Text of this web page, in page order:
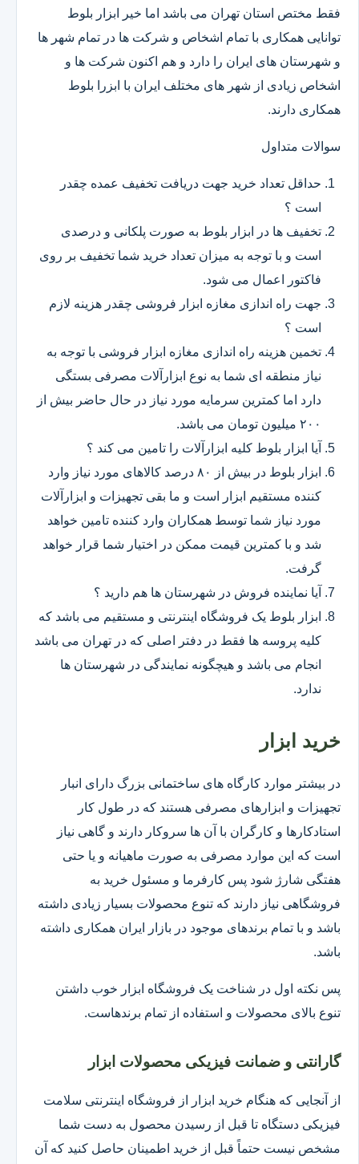
فقط مختص استان تهران می باشد اما خیر ابزار بلوط
توانایی همکاری با تمام اشخاص و شرکت ها در تمام شهر ها
و شهرستان های ایران را دارد و هم اکنون شرکت ها و
اشخاص زیادی از شهر های مختلف ایران با ابزرا بلوط
همکاری دارند.
سوالات متداول
حداقل تعداد خرید جهت دریافت تخفیف عمده چقدر
است ؟
تخفیف ها در ابزار بلوط به صورت پلکانی و درصدی
است و با توجه به میزان تعداد خرید شما تخفیف بر روی
فاکتور اعمال می شود.
جهت راه اندازی مغازه ابزار فروشی چقدر هزینه لازم
است ؟
تخمین هزینه راه اندازی مغازه ابزار فروشی با توجه به
نیاز منطقه ای شما به نوع ابزارآلات مصرفی بستگی
دارد اما کمترین سرمایه مورد نیاز در حال حاضر بیش از
۲۰۰ میلیون تومان می باشد.
آیا ابزار بلوط کلیه ابزارآلات را تامین می کند ؟
ابزار بلوط در بیش از ۸۰ درصد کالاهای مورد نیاز وارد
کننده مستقیم ابزار است و ما بقی تجهیزات و ابزارآلات
مورد نیاز شما توسط همکاران وارد کننده تامین خواهد
شد و با کمترین قیمت ممکن در اختیار شما قرار خواهد
گرفت.
آیا نماینده فروش در شهرستان ها هم دارید ؟
ابزار بلوط یک فروشگاه اینترنتی و مستقیم می باشد که
کلیه پروسه ها فقط در دفتر اصلی که در تهران می باشد
انجام می باشد و هیچگونه نمایندگی در شهرستان ها
ندارد.
خرید ابزار
در بیشتر موارد کارگاه های ساختمانی بزرگ دارای انبار
تجهیزات و ابزارهای مصرفی هستند که در طول کار
استادکارها و کارگران با آن ها سروکار دارند و گاهی نیاز
است که این موارد مصرفی به صورت ماهیانه و یا حتی
هفتگی شارژ شود پس کارفرما و مسئول خرید به
فروشگاهی نیاز دارند که تنوع محصولات بسیار زیادی داشته
باشد و با تمام برندهای موجود در بازار ایران همکاری داشته
باشد.
پس نکته اول در شناخت یک فروشگاه ابزار خوب داشتن
تنوع بالای محصولات و استفاده از تمام برندهاست.
گارانتی و ضمانت فیزیکی محصولات ابزار
از آنجایی که هنگام خرید ابزار از فروشگاه اینترنتی سلامت
فیزیکی دستگاه تا قبل از رسیدن محصول به دست شما
مشخص نیست حتماً قبل از خرید اطمینان حاصل کنید که آن